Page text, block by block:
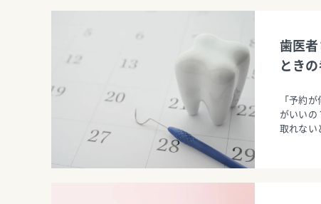
歯医
とき
「予約
がいいの
取れない